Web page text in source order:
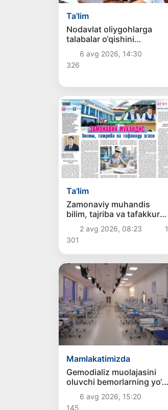
Ta'lim
Nodavlat oliygohlarga
talabalar o‘qishini
ko‘chirish muddati 10-
avgustga qadar uzaytirildi
6 avg 2026, 14:30
326
Ta'lim
Zamonaviy muhandis
bilim, tajriba va tafakkur
egasi2 avg 2026, 08:23
1
301
Mamlakatimizda
Gemodializ muolajasini
oluvchi bemorlarning yo‘l
xarajatlari davlat budjeti
hisobidan qoplab berilishi
6 avg 2026, 15:20
145